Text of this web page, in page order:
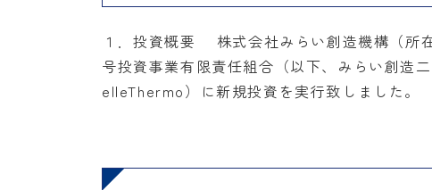
１．投資概要 株式会社みらい創造機構（所
号投資事業有限責任組合（以下、みらい創造
elleThermo）に新規投資を実行致しました